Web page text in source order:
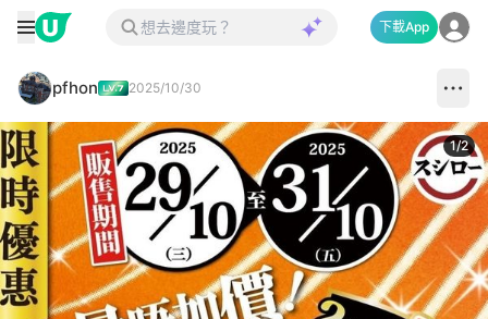
下載App
pfhon 2025/10/30
1/2